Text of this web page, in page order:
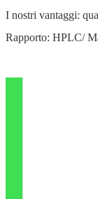
I nostri vantaggi:
Rapporto: HPLC/